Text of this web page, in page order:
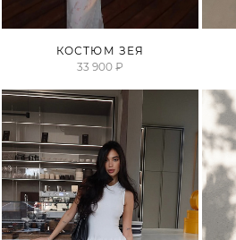
О НАС
КОСТЮМ ЗЕЯ
33 900 ₽